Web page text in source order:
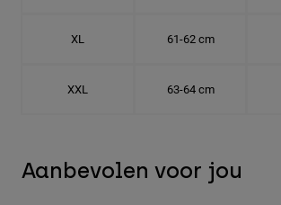
XL 61-62 cm
XXL 63-64 cm
Aanbevolen voor jou